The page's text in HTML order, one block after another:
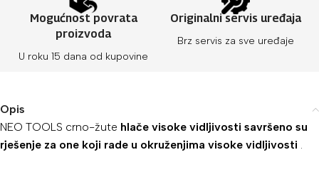
Mogućnost povrata
proizvoda
U roku 15 dana od kupovine
Originalni servis uređaja
Brz servis za sve uređaje
Opis
NEO TOOLS crno-žute hlače visoke vidljivosti savršeno su
rješenje za one koji rade u okruženjima visoke vidljivosti